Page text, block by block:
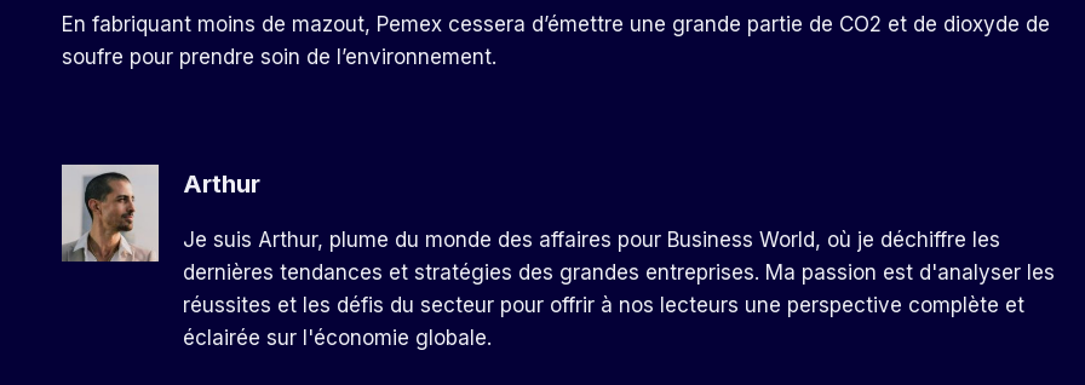
En fabriquant moins de mazout, Pemex cessera d’émettre une grande partie de CO2 et de dioxyde de
soufre pour prendre soin de l’environnement.
Arthur
Je suis Arthur, plume du monde des affaires pour Business World, où je déchiffre les
dernières tendances et stratégies des grandes entreprises. Ma passion est d'analyser les
réussites et les défis du secteur pour offrir à nos lecteurs une perspective complète et
éclairée sur l'économie globale.